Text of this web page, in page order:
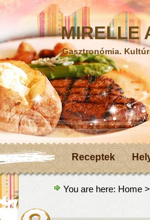
MIRELLE
Gasztronómia.
Receptek
You are here: Home